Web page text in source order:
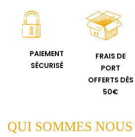
PAIEMENT
SÉCURISÉ
FRAIS DE
PORT
OFFERTS DÈS
50€
QUI SOMMES NOUS